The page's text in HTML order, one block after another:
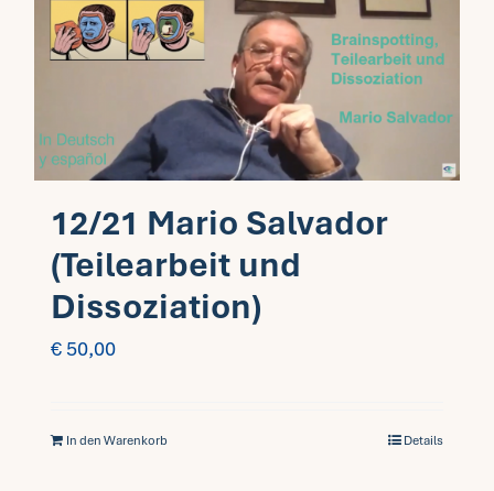
12/21 Mario Salvador
(Teilearbeit und
Dissoziation)
€ 50,00
In den Warenkorb Details